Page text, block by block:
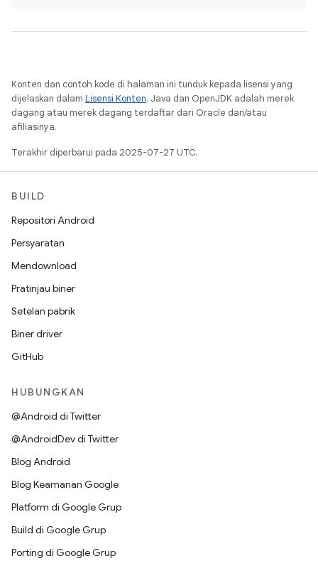
Konten dan contoh kode di halaman ini tunduk kepada lisensi yang
dijelaskan dalam Lisensi Konten. Java dan OpenJDK adalah merek
dagang atau merek dagang terdaftar dari Oracle dan/atau
afiliasinya.
Terakhir diperbarui pada 2025-07-27 UTC.
BUILD
Repositori Android
Persyaratan
Mendownload
Pratinjau biner
Setelan pabrik
Biner driver
GitHub
HUBUNGKAN
@Android di Twitter
@AndroidDev di Twitter
Blog Android
Blog Keamanan Google
Platform di Google Grup
Build di Google Grup
Porting di Google Grup